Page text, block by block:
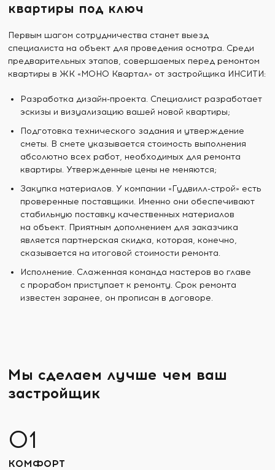
квартиры под ключ
Первым шагом сотрудничества станет выезд
специалиста на объект для проведения осмотра. Среди
предварительных этапов, совершаемых перед ремонтом
квартиры в ЖК «МОНО Квартал» от застройщика ИНСИТИ:
Разработка дизайн-проекта. Специалист разработает
эскизы и визуализацию вашей новой квартиры;
Подготовка технического задания и утверждение
сметы. В смете указывается стоимость выполнения
абсолютно всех работ, необходимых для ремонта
квартиры. Утвержденные цены не меняются;
Закупка материалов. У компании «Гудвилл-строй» есть
проверенные поставщики. Именно они обеспечивают
стабильную поставку качественных материалов
на объект. Приятным дополнением для заказчика
является партнерская скидка, которая, конечно,
сказывается на итоговой стоимости ремонта.
Исполнение. Слаженная команда мастеров во главе
с прорабом приступает к ремонту. Срок ремонта
известен заранее, он прописан в договоре.
Мы сделаем лучше чем ваш
застройщик
КОМФОРТ